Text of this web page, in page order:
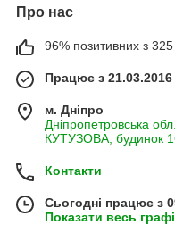
Про нас
96% позитивних з 325
Працює з 21.03.2016
м. Дніпро
Дніпропетровська
КУТУЗОВА, будинок
Контакти
Сьогодні працює з
Показати весь